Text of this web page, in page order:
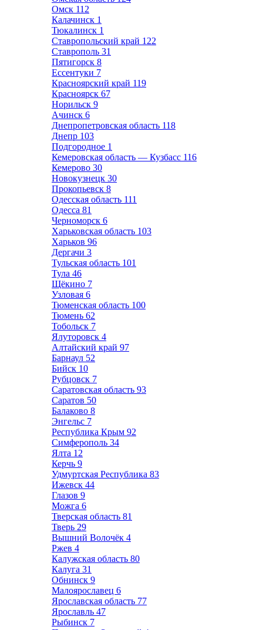
Омск 112
Калачинск 1
Тюкалинск 1
Ставропольский край 122
Ставрополь 31
Пятигорск 8
Ессентуки 7
Красноярский край 119
Красноярск 67
Норильск 9
Ачинск 6
Днепропетровская область 118
Днепр 103
Подгородное 1
Кемеровская область — Кузбасс 116
Кемерово 30
Новокузнецк 30
Прокопьевск 8
Одесская область 111
Одесса 81
Черноморск 6
Харьковская область 103
Харьков 96
Дергачи 3
Тульская область 101
Тула 46
Щёкино 7
Узловая 6
Тюменская область 100
Тюмень 62
Тобольск 7
Ялуторовск 4
Алтайский край 97
Барнаул 52
Бийск 10
Рубцовск 7
Саратовская область 93
Саратов 50
Балаково 8
Энгельс 7
Республика Крым 92
Симферополь 34
Ялта 12
Керчь 9
Удмуртская Республика 83
Ижевск 44
Глазов 9
Можга 6
Тверская область 81
Тверь 29
Вышний Волочёк 4
Ржев 4
Калужская область 80
Калуга 31
Обнинск 9
Малоярославец 6
Ярославская область 77
Ярославль 47
Рыбинск 7